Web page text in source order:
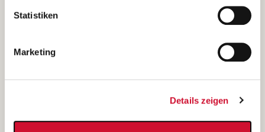
unsererDatenschutzerklärung
Statistiken
Marketing
Details zeigen
(Ein Tochterunternehmen des AWO Bezirksverbandes Unterfranken
e.V.)
Bewerbung als Altenpflegehelfer*in